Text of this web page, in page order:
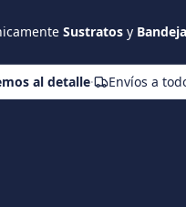
Sustratos y
al detalle· Envíos a